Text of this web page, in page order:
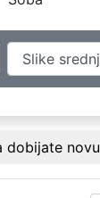
želite